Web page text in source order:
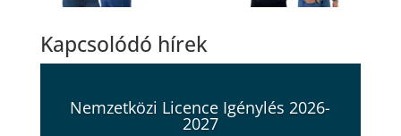
Kapcsolódó hírek
Nemzetközi Licence Igénylés 2026-
2027